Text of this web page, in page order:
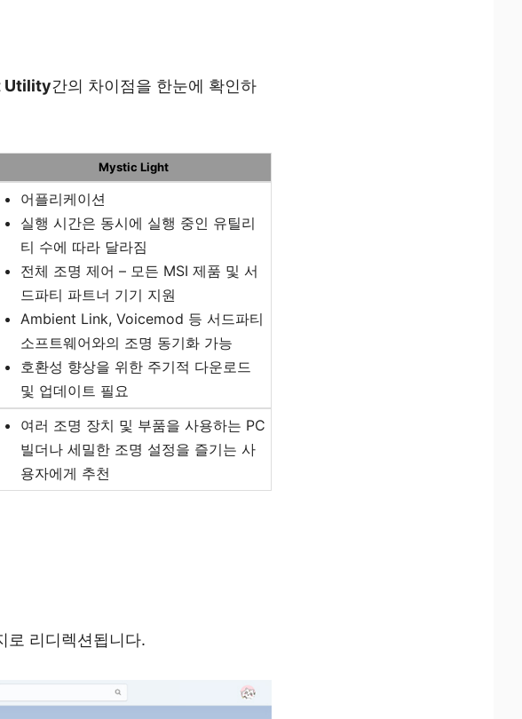
Utility간의 차이점을 한눈에 확인하
Mystic Light
어플리케이션
실행 시간은 동시에 실행 중인 유틸리
티 수에 따라 달라짐
전체 조명 제어 – 모든 MSI 제품 및 서
드파티 파트너 기기 지원
Ambient Link, Voicemod 등 서드파티
소프트웨어와의 조명 동기화 가능
호환성 향상을 위한 주기적 다운로드
및 업데이트 필요
여러 조명 장치 및 부품을 사용하는 PC
빌더나 세밀한 조명 설정을 즐기는 사
용자에게 추천
로 리디렉션됩니다.